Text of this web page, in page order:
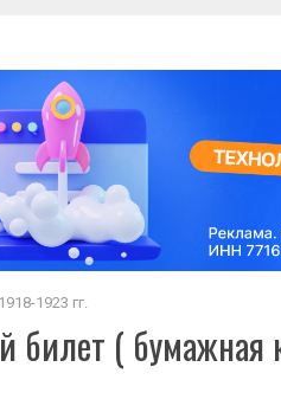
1923 гг.
билет ( бумажная